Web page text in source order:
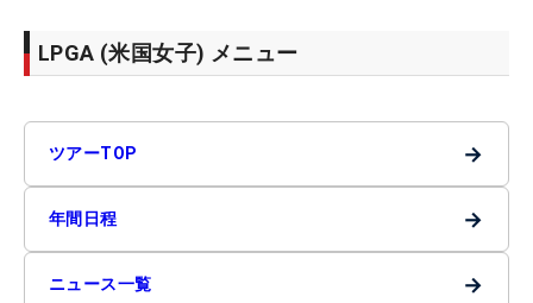
LPGA (米国女子) メニュー
ツアーTOP →
年間日程 →
ニュース一覧 →